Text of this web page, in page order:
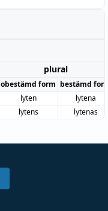
plural
obestämd form bestämd
lyten
lytena
lytens lytenas